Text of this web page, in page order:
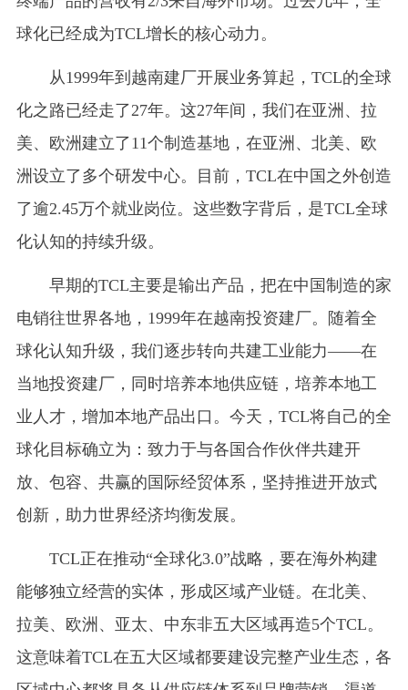
球化已经成为TCL增长的核心动力。
从1999年到越南建厂开展业务算起，TCL的全球
化之路已经走了27年。这27年间，我们在亚洲、拉
美、欧洲建立了11个制造基地，在亚洲、北美、欧
洲设立了多个研发中心。目前，TCL在中国之外创造
了逾2.45万个就业岗位。这些数字背后，是TCL全球
化认知的持续升级。
早期的TCL主要是输出产品，把在中国制造的家
电销往世界各地，1999年在越南投资建厂。随着全
球化认知升级，我们逐步转向共建工业能力——在
当地投资建厂，同时培养本地供应链，培养本地工
业人才，增加本地产品出口。今天，TCL将自己的全
球化目标确立为：致力于与各国合作伙伴共建开
放、包容、共赢的国际经贸体系，坚持推进开放式
创新，助力世界经济均衡发展。
TCL正在推动“全球化3.0”战略，要在海外构建
能够独立经营的实体，形成区域产业链。在北美、
拉美、欧洲、亚太、中东非五大区域再造5个TCL。
这意味着TCL在五大区域都要建设完整产业生态，各